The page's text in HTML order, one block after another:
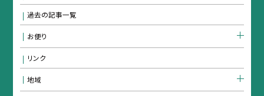
過去の記事一覧
お便り
リンク
地域